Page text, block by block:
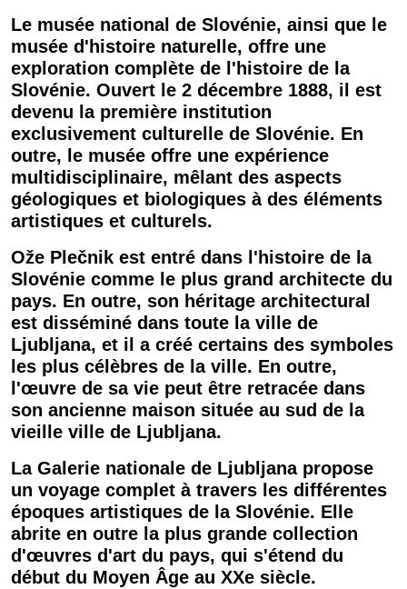
Le musée national de Slovénie, ainsi que le
musée d'histoire naturelle, offre une
exploration complète de l'histoire de la
Slovénie. Ouvert le 2 décembre 1888, il est
devenu la première institution
exclusivement culturelle de Slovénie. En
outre, le musée offre une expérience
multidisciplinaire, mêlant des aspects
géologiques et biologiques à des éléments
artistiques et culturels.
Ože Plečnik est entré dans l'histoire de la
Slovénie comme le plus grand architecte du
pays. En outre, son héritage architectural
est disséminé dans toute la ville de
Ljubljana, et il a créé certains des symboles
les plus célèbres de la ville. En outre,
l'œuvre de sa vie peut être retracée dans
son ancienne maison située au sud de la
vieille ville de Ljubljana.
La Galerie nationale de Ljubljana propose
un voyage complet à travers les différentes
époques artistiques de la Slovénie. Elle
abrite en outre la plus grande collection
d'œuvres d'art du pays, qui s'étend du
début du Moyen Âge au XXe siècle.